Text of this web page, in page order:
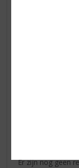
Er zijn nog geen